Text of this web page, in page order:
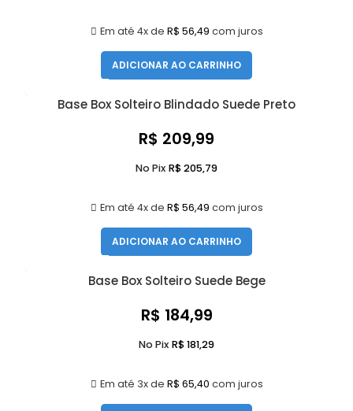
Em até 4x de R$ 56,49 com juros
ADICIONAR AO CARRINHO
Base Box Solteiro Blindado Suede Preto
R$ 209,99
Em até 4x de R$ 56,49 com juros
No Pix R$205,79
ADICIONAR AO CARRINHO
Base Box Solteiro Suede Bege
R$ 184,99
Em até 3x de R$ 65,40 com juros
No Pix R$181,29